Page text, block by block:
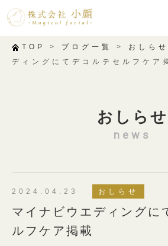
TOP > ブログ一覧 > おしらせ
ディングにてデコルテセルフケア
おしらせ
news
2024.04.23 おしらせ
マイナビウエディングに
ルフケア掲載